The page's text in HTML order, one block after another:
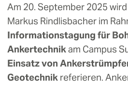
Am 20. September 2025
Markus Rindlisbacher im
Informationstagung für
Ankertechnikam Campus
Einsatz von
Geotechnik referieren.